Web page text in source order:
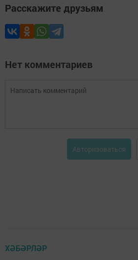
Расскажите друзьям
Нет комментариев
Авторизоваться
ХӘБӘРЛӘР